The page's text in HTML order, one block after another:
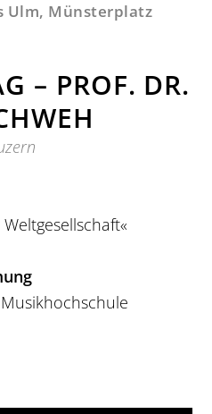
Ulm, Münsterplatz
– PROF. DR.